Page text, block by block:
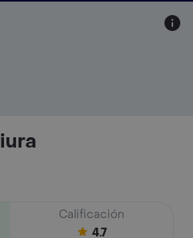
Calificación
4.7